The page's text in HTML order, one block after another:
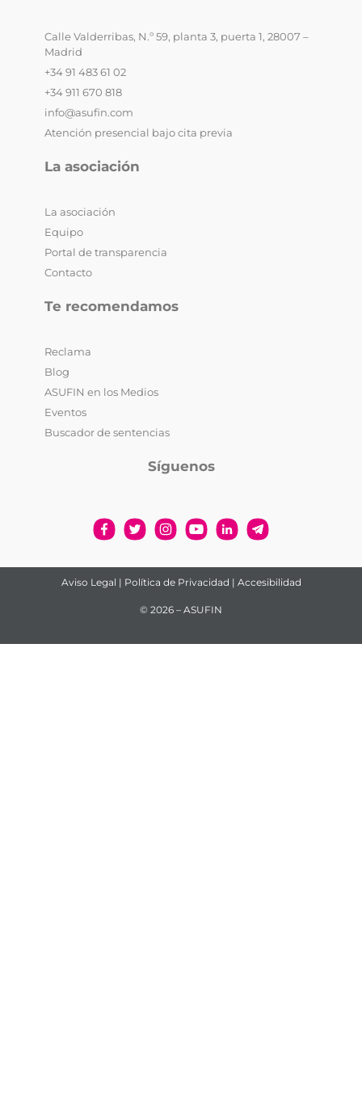
Calle Valderribas, N.º 59, planta 3, puerta 1, 28007 –
Madrid
+34 91 483 61 02
+34 911 670 818
info@asufin.com
Atención presencial bajo cita previa
La asociación
La asociación
Equipo
Portal de transparencia
Contacto
Te recomendamos
Reclama
Blog
ASUFIN en los Medios
Eventos
Buscador de sentencias
Síguenos
Aviso Legal | Política de Privacidad | Accesibilidad
© 2026 – ASUFIN